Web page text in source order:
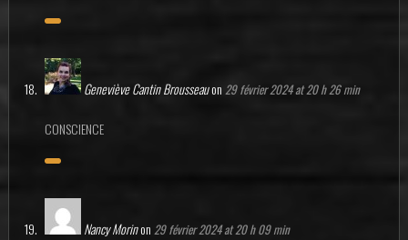
Geneviève Cantin Brousseauon 29 février 2024 at 20 h 26 min
CONSCIENCE
Nancy Morinon 29 février 2024 at 20 h 09 min